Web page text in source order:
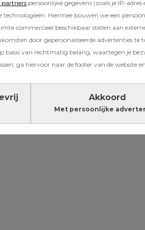
partners persoonlijke gegevens (zoals je IP-adres
technologieën. Hiermee bouwen we een
commercieel beschikbaar stellen aan
door gepersonaliseerde advertenties te
basis van rechtmatig belang, waartegen je
ga hiervoor naar de footer van de website
Akkoord
Met persoonlijke
wel een plannetje op
eerder wat massa in de
Die extra cijfers
de weegschaal bij het
wens had geen invloed op
onder de advertentie